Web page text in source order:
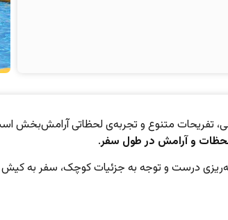
تفریحات متنوع و تجربه‌ی لحظاتی آرامش‌بخش
و آرامش در طول سفر.
درست و توجه به جزئیات کوچک، سفر به